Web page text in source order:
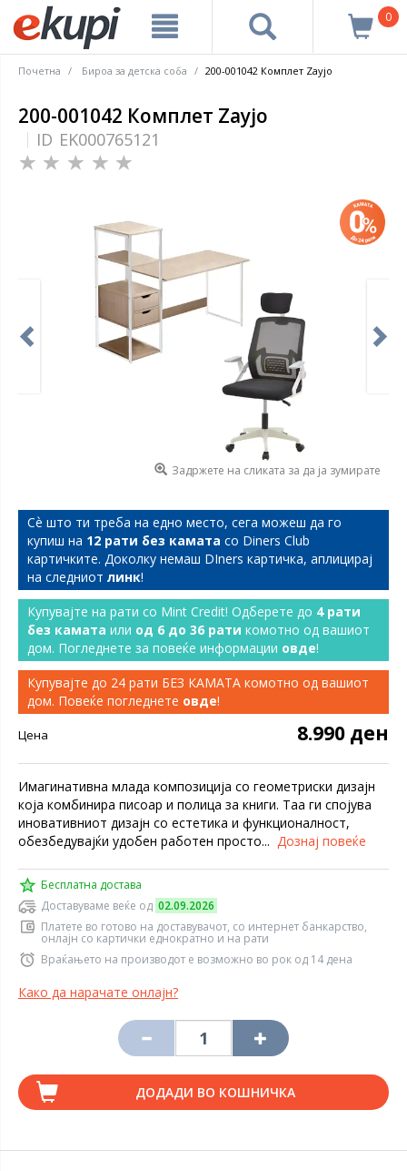
0
Почетна Бироа за детска соба 200-001042 Комплет Zayjo
200-001042 Комплет Zayjo
ID EK000765121
Задржете на сликата за да ја зумирате
Сѐ што ти треба на едно место, сега можеш да го
купиш на 12 рати без камата со Diners Club
картичките. Доколку немаш DIners картичка, аплицирај
на следниот линк!
Купувајте на рати со Mint Credit! Одберете до 4 рати
без камата или од 6 до 36 рати комотно од вашиот
дом. Погледнете за повеќе информации овде!
Купувајте до 24 рати БЕЗ КАМАТА комотно од вашиот
дом. Повеќе погледнете овде!
Цена 8.990 ден
Имагинативна млада композиција со геометриски дизајн
која комбинира писоар и полица за книги. Таа ги спојува
иновативниот дизајн со естетика и функционалност,
обезбедувајќи удобен работен просто... Дознај повеќе
Бесплатна достава
Доставуваме веќе од 02.09.2026
Платете во готово на доставувачот, со интернет банкарство,
онлајн со картички еднократно и на рати
Враќањето на производот е возможно во рок од 14 дена
Како да нарачате онлајн?
ДОДАДИ ВО КОШНИЧКА